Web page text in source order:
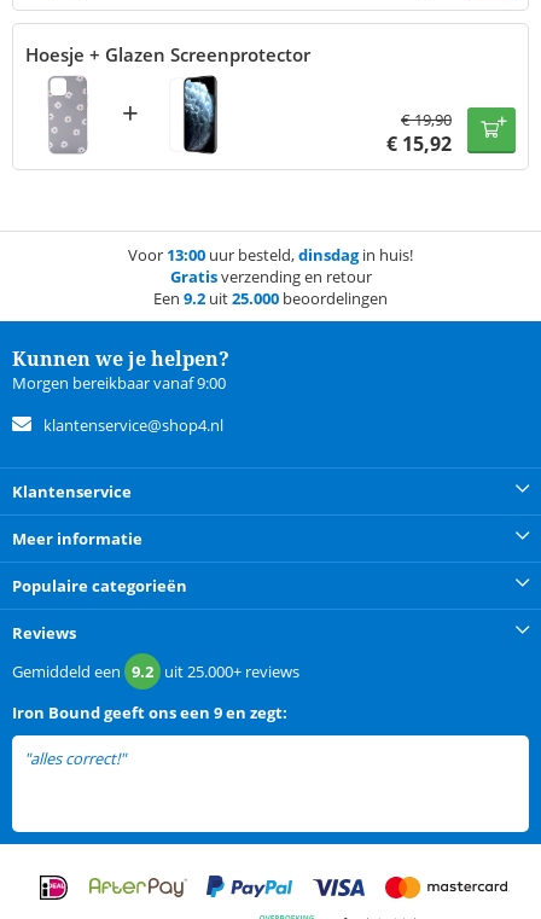
Hoesje + Glazen Screenprotector
+ €19,90
€ 15,92
Voor 13:00 uur besteld,dinsdagin huis!
Gratisverzending en retour
Een 9.2 uit25.000 beoordelingen
Kunnen we je helpen?
Morgen bereikbaar vanaf 9:00
klantenservice@shop4.nl
Klantenservice
Meer informatie
Populaire categorieën
Reviews
Gemiddeld een 9.2 uit25.000+ reviews
Iron Boundgeeft ons een 9 en zegt:
"alles correct!"